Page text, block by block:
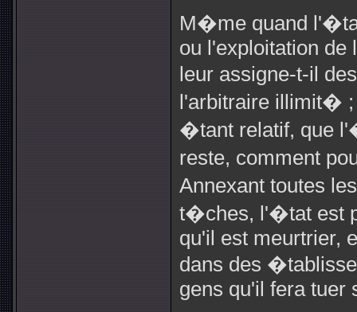
M�me quand
ou l'exploitation de
leur assigne-t-il
l'arbitraire illimit�
�tant relatif, que
reste, comment
Annexant toutes
t�ches, l'�tat est
qu'il est meurtrier,
dans des
gens qu'il fera tuer